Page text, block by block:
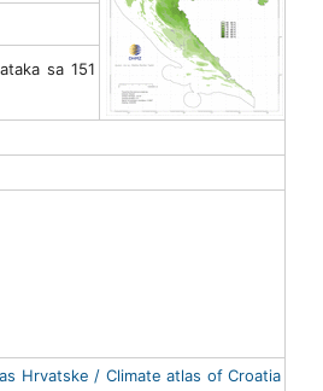
sa 151
Hrvatske / Climate atlas of Croatia